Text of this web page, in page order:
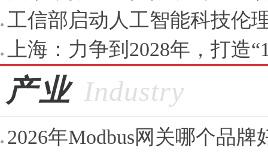
工信部启动人工智能科技伦
上海：力争到2028年，打造
产业 Industry
2026年Modbus网关哪个品